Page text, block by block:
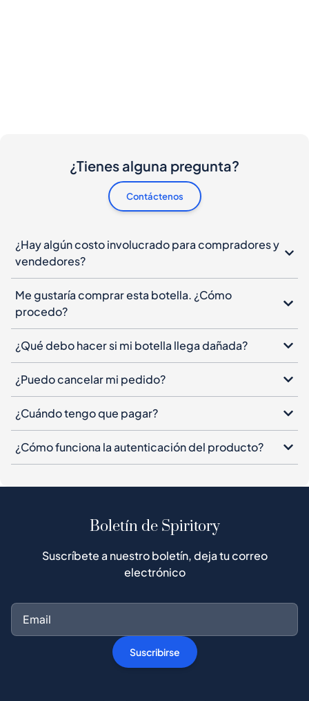
¿Tienes alguna pregunta?
Contáctenos
¿Hay algún costo involucrado para compradores y
vendedores?
Me gustaría comprar esta botella. ¿Cómo
procedo?
¿Qué debo hacer si mi botella llega dañada?
¿Puedo cancelar mi pedido?
¿Cuándo tengo que pagar?
¿Cómo funciona la autenticación del producto?
Boletín de Spiritory
Suscríbete a nuestro boletín, deja tu correo
electrónico
Suscribirse